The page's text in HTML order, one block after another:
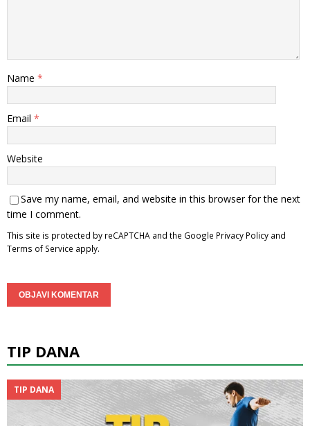
Name *
Email *
Website
Save my name, email, and website in this browser for the next
time I comment.
This site is protected by reCAPTCHA and the Google Privacy Policy and
Terms of Service apply.
TIP DANA
TIP DANA